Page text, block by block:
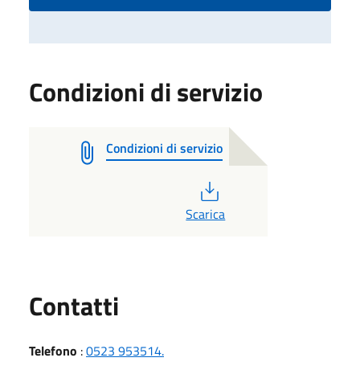
Condizioni di servizio
Condizioni di servizio
Scarica
Contatti
Telefono :0523 953514.